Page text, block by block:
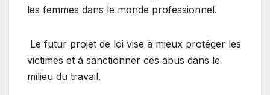
les femmes dans le monde professionnel.
Le futur projet de loi vise à mieux protéger les
victimes et à sanctionner ces abus dans le
milieu du travail.